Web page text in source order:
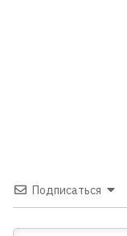
Подписаться